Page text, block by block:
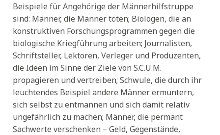
Beispiele für Angehörige der Männerhilfstruppe
sind: Männer, die Männer töten; Biologen, die an
konstruktiven Forschungsprogrammen gegen die
biologische Kriegführung arbeiten; Journalisten,
Schriftsteller, Lektoren, Verleger und Produzenten,
die Ideen im Sinne der Ziele von S.C.U.M.
propagieren und vertreiben; Schwule, die durch ihr
leuchtendes Beispiel andere Männer ermuntern,
sich selbst zu entmannen und sich damit relativ
ungefährlich zu machen; Männer, die permant
Sachwerte verschenken – Geld, Gegenstände,